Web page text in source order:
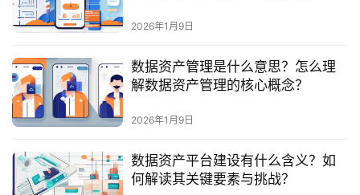
最
新
动
2026年1月9日
数据资产管理是什么意思？怎么理
解数据资产管理的核心概念？
2026年1月9日
数据资产平台建设有什么含义？如
何解读其关键要素与挑战？